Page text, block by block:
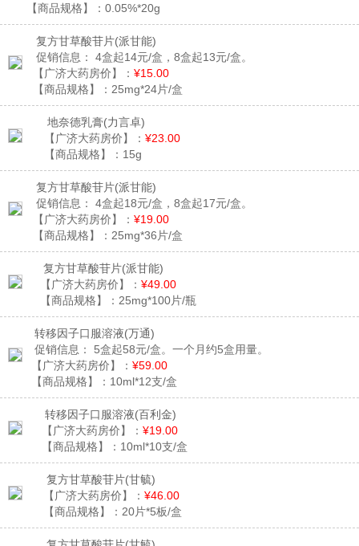
【商品规格】： 0.05%*20g
复方甘草酸苷片(派甘能)
促销信息：
4盒起14元/盒，8盒起13元/盒。
【广济大药房价】： ¥15.00
【商品规格】： 25mg*24片/盒
地奈德乳膏(力言卓)
【广济大药房价】： ¥23.00
【商品规格】： 15g
复方甘草酸苷片(派甘能)
促销信息：
4盒起18元/盒，8盒起17元/盒。
【广济大药房价】： ¥19.00
【商品规格】： 25mg*36片/盒
复方甘草酸苷片(派甘能)
【广济大药房价】： ¥49.00
【商品规格】： 25mg*100片/瓶
转移因子口服溶液(万通)
促销信息：
5盒起58元/盒。一个月约5盒用量。
【广济大药房价】： ¥59.00
【商品规格】： 10ml*12支/盒
转移因子口服溶液(百利金)
【广济大药房价】： ¥19.00
【商品规格】： 10ml*10支/盒
复方甘草酸苷片(甘毓)
【广济大药房价】： ¥46.00
【商品规格】： 20片*5板/盒